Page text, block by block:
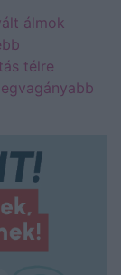
álmok
télre